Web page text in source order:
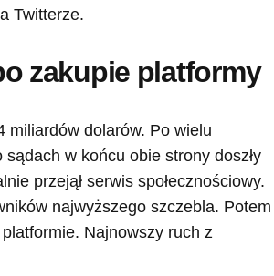
Twitterze.
zakupie platformy
miliardów dolarów. Po wielu
w końcu obie strony doszły
przejął serwis społecznościowy.
najwyższego szczebla. Potem
Najnowszy ruch z